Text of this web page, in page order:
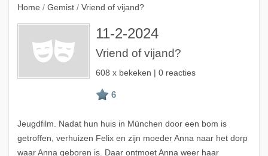
Home / Gemist / Vriend of vijand?
11-2-2024
Vriend of vijand?
608 x bekeken | 0 reacties
Jeugdfilm. Nadat hun huis in München door een bom is
getroffen, verhuizen Felix en zijn moeder Anna naar het dorp
waar Anna geboren is. Daar ontmoet Anna weer haar